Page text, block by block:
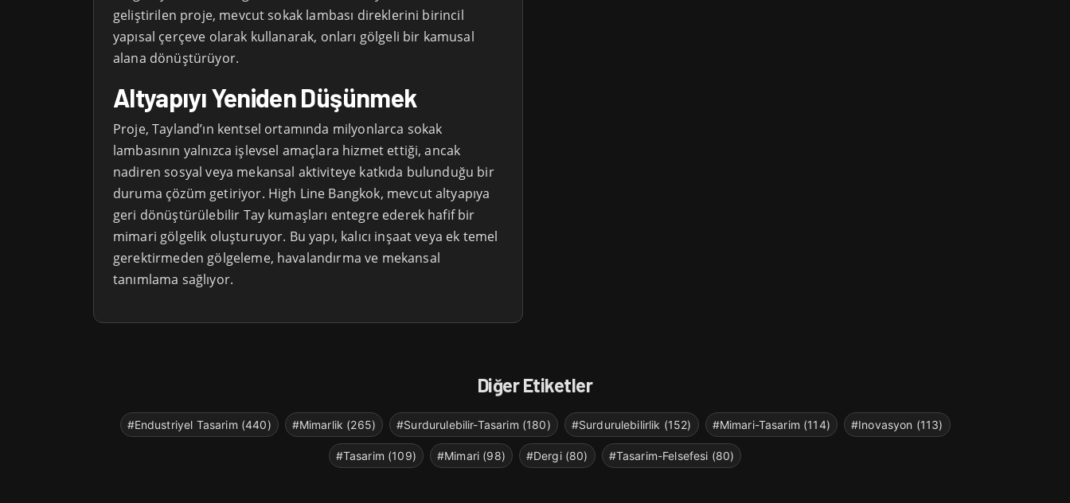
geliştirilen proje, mevcut sokak lambası direklerini birincil
yapısal çerçeve olarak kullanarak, onları gölgeli bir kamusal
alana dönüştürüyor.
Altyapıyı Yeniden Düşünmek
Proje, Tayland’ın kentsel ortamında milyonlarca sokak
lambasının yalnızca işlevsel amaçlara hizmet ettiği, ancak
nadiren sosyal veya mekansal aktiviteye katkıda bulunduğu bir
duruma çözüm getiriyor. High Line Bangkok, mevcut altyapıya
geri dönüştürülebilir Tay kumaşları entegre ederek hafif bir
mimari gölgelik oluşturuyor. Bu yapı, kalıcı inşaat veya ek temel
gerektirmeden gölgeleme, havalandırma ve mekansal
tanımlama sağlıyor.
Diğer Etiketler
#Endustriyel Tasarim (440) #Mimarlik (265) #Surdurulebilir-Tasarim (180) #Surdurulebilirlik (152) #Mimari-Tasarim (114) #Inovasyon (113)
#Tasarim (109) #Mimari (98) #Dergi (80) #Tasarim-Felsefesi (80)